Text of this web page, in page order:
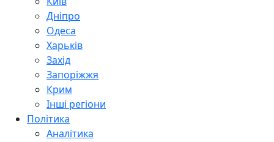
Дніпро
Одеса
Харьків
Захід
Запоріжжя
Крим
Інші регіони
Політика
Аналітика